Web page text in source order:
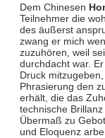
Dem Chinesen
Teilnehmer die
des äußerst
zwang er mich
zuzuhören, weil
durchdacht war.
Druck
Phrasierung den
erhält, die das
technische
Übermaß zu
und Eloquenz